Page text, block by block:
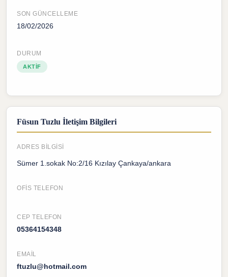
SON GÜNCELLEME
18/02/2026
DURUM
AKTIF
Füsun Tuzlu İletişim Bilgileri
ADRES BILGISI
Sümer 1.sokak No:2/16 Kızılay Çankaya/ankara
OFIS TELEFON
CEP TELEFON
05364154348
EMAIL
ftuzlu@hotmail.com